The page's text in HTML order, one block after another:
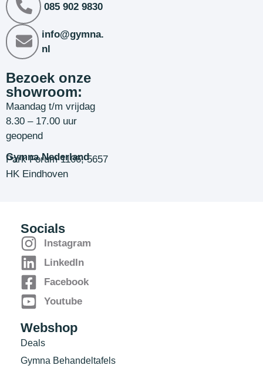
085 902 9830
info@gymna.
nl
Bezoek onze
showroom:
Maandag t/m vrijdag
8.30 – 17.00 uur
geopend
Gymna Nederland
Park Forum 1106, 5657
HK Eindhoven
Socials
Instagram
LinkedIn
Facebook
Youtube
Webshop
Deals
Gymna Behandeltafels